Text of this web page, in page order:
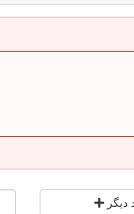
دیگر